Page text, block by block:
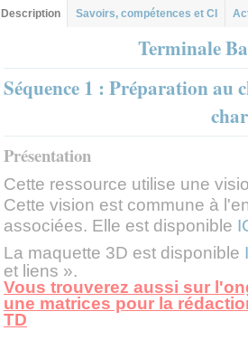
Contenu principal
Description (onglet
actif)
Savoirs, compétences et CI
Terminale
Séquence 1 : Préparation au
Présentation
Cette ressource utilise une
Cette vision est commune à
associées. Elle est disponible
La maquette 3D est disponible
et liens ».
Vous trouverez aussi sur
une matrices pour la
TD